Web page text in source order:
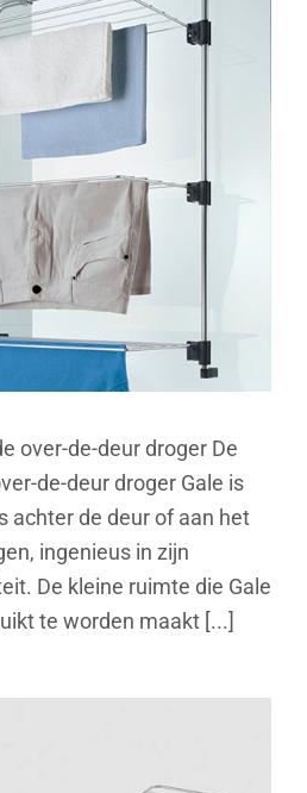
Gale
over-de-deur droger De
de-deur droger Gale is
achter de deur of aan het
ingenieus in zijn
De kleine ruimte die Gale
te worden maakt [...]